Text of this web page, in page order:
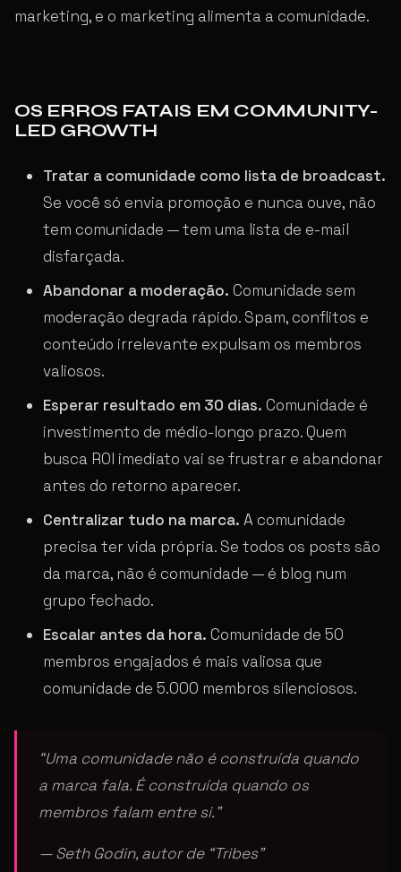
marketing, e o marketing alimenta a comunidade.
OS ERROS FATAIS EM COMMUNITY-
LED GROWTH
Tratar a comunidade como lista de broadcast.
Se você só envia promoção e nunca ouve, não
tem comunidade — tem uma lista de e-mail
disfarçada.
Abandonar a moderação. Comunidade sem
moderação degrada rápido. Spam, conflitos e
conteúdo irrelevante expulsam os membros
valiosos.
Esperar resultado em 30 dias. Comunidade é
investimento de médio-longo prazo. Quem
busca ROI imediato vai se frustrar e abandonar
antes do retorno aparecer.
Centralizar tudo na marca. A comunidade
precisa ter vida própria. Se todos os posts são
da marca, não é comunidade — é blog num
grupo fechado.
Escalar antes da hora. Comunidade de 50
membros engajados é mais valiosa que
comunidade de 5.000 membros silenciosos.
“Uma comunidade não é construída quando
a marca fala. É construída quando os
membros falam entre si.”
— Seth Godin, autor de “Tribes”